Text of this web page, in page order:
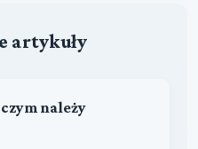
artykuły
należy